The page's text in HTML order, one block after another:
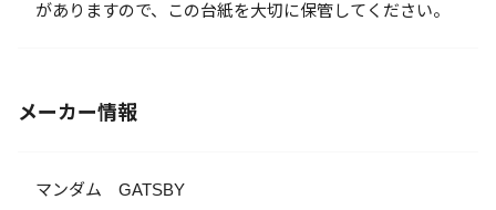
がありますので、この台紙を大切に保管してください。
メーカー情報
マンダム GATSBY